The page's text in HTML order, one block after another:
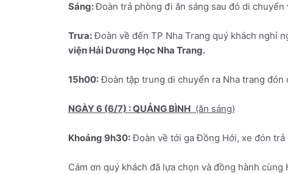
Sáng:Đoàn trả phòng đi ăn sáng sau đó di chuyển
Trưa:Đoàn về đến TP Nha Trang quý khách nghỉ
viện Hải Dương Học Nha Trang.
15h00:Đoàn tập trung di chuyển ra Nha trang đón
NGÀY 6 (6/7) : QUẢNG BÌNH (ăn sáng)
Khoảng 9h30:Đoàn về tới ga Đồng Hới, xe đón trả
Cám ơn quý khách đã lựa chọn và đồng hành